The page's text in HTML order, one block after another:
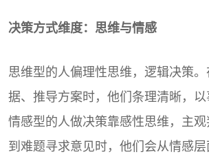
决策方式维度：思维与情感
思维型的人偏理性思维，逻辑决策
据、推导方案时，他们条理清晰，
情感型的人做决策靠感性思维，主
到难题寻求意见时，他们会从情感